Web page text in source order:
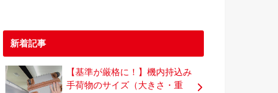
新着記事
【基準が厳格に！】機内持込み
手荷物のサイズ（大きさ・重